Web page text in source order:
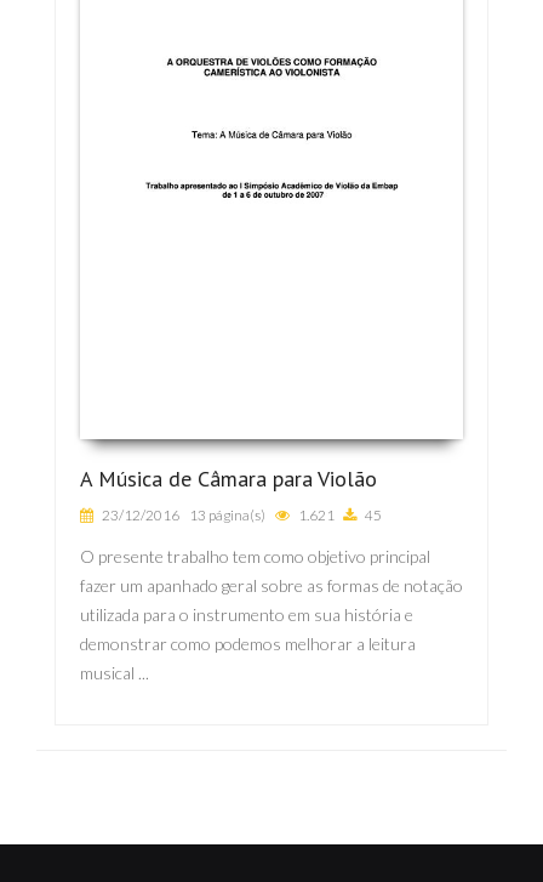
A Música de Câmara para Violão
23/12/2016 13 página(s) 1.621 45
O presente trabalho tem como objetivo principal
fazer um apanhado geral sobre as formas de notação
utilizada para o instrumento em sua história e
demonstrar como podemos melhorar a leitura
musical ...